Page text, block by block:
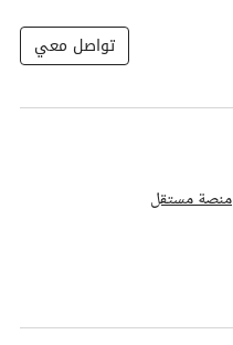
تواصل معي
منصة مستقل